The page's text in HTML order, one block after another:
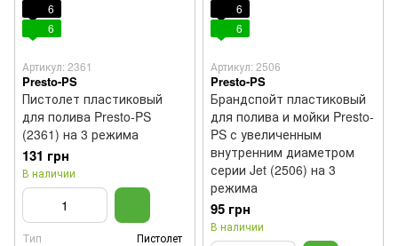
6
6
Артикул: 2361
Presto-PS
Пистолет пластиковый
для полива Presto-PS
(2361) на 3 режима
131 грн
В наличии
Тип
Пистолет
6
6
Артикул: 2506
Presto-PS
Брандспойт пластиковый
для полива и мойки Presto-
PS с увеличенным
внутренним диаметром
серии Jet (2506) на 3
режима
95 грн
В наличии